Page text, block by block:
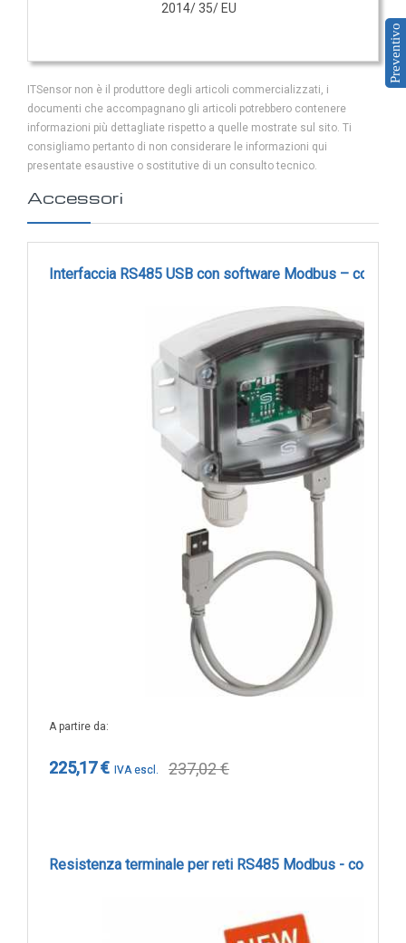
2014/ 35/ EU
ITSensor non è il produttore degli articoli commercializzati, i
documenti che accompagnano gli articoli potrebbero contenere
informazioni più dettagliate rispetto a quelle mostrate sul sito. Ti
consigliamo pertanto di non considerare le informazioni qui
presentate esaustive o sostitutive di un consulto tecnico.
Accessori
Interfaccia RS485 USB con software Modbus – cod.
A partire da
225,17 € 237,02 €
Resistenza terminale per reti RS485 Modbus - cod. LA-
Preventivo